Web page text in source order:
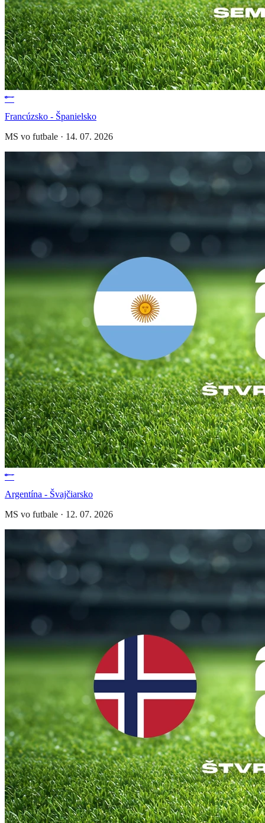
Francúzsko - Španielsko
MS vo futbale · 14. 07. 2026
Argentína - Švajčiarsko
MS vo futbale · 12. 07. 2026